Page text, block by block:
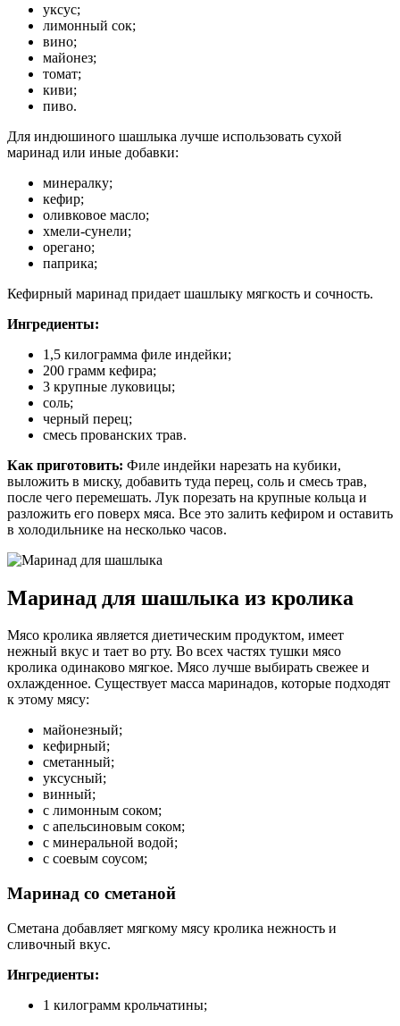
уксус;
лимонный сок;
вино;
майонез;
томат;
киви;
пиво.
Для индюшиного шашлыка лучше использовать сухой
маринад или иные добавки:
минералку;
кефир;
оливковое масло;
хмели-сунели;
орегано;
паприка;
Кефирный маринад придает шашлыку мягкость и сочность.
Ингредиенты:
1,5 килограмма филе индейки;
200 грамм кефира;
3 крупные луковицы;
соль;
черный перец;
смесь прованских трав.
Как приготовить: Филе индейки нарезать на кубики,
выложить в миску, добавить туда перец, соль и смесь трав,
после чего перемешать. Лук порезать на крупные кольца и
разложить его поверх мяса. Все это залить кефиром и оставить
в холодильнике на несколько часов.
Маринад для шашлыка из кролика
Мясо кролика является диетическим продуктом, имеет
нежный вкус и тает во рту. Во всех частях тушки мясо
кролика одинаково мягкое. Мясо лучше выбирать свежее и
охлажденное. Существует масса маринадов, которые подходят
к этому мясу:
майонезный;
кефирный;
сметанный;
уксусный;
винный;
с лимонным соком;
с апельсиновым соком;
с минеральной водой;
с соевым соусом;
Маринад со сметаной
Сметана добавляет мягкому мясу кролика нежность и
сливочный вкус.
Ингредиенты:
1 килограмм крольчатины;